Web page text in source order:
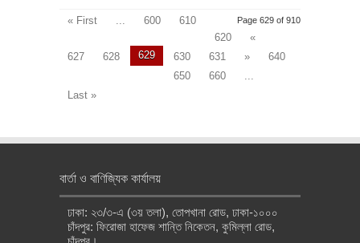
Page 629 of 910
« First 600
610
620
«
627
628 629 630 631 »
640
650
660
Last »
বার্তা ও বাণিজ্যিক কার্যালয়
ঢাকা: ২৩/৩-এ (৩য় তলা), তোপখানা রোড, ঢাকা-১০০০
চাঁদপুর: ফিরোজা হাফেজ শান্তি নিকেতন, কুমিল্লা রোড,